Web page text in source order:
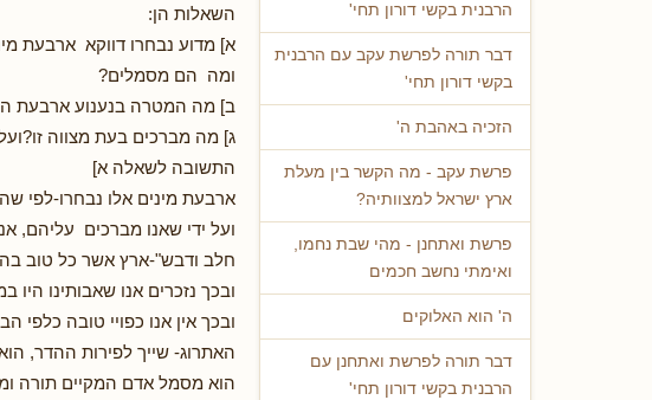
הרבנית בקשי דורון תחי'
דבר תורה לפרשת עקב עם הרבנית
בקשי דורון תחי'
הזכיה באהבת ה'
פרשת עקב - מה הקשר בין מעלת
ארץ ישראל למצוותיה?
פרשת ואתחנן - מהי שבת נחמו,
ואימתי נחשב חכמים
ה' הוא האלוקים
דבר תורה לפרשת ואתחנן עם
הרבנית בקשי דורון תחי'
השאלות הן:
א] מדוע נבחרו דווקא ארבעת
ומה הם מסמלים?
ב] מה המטרה בנענוע ארבעת
ג] מה מברכים בעת מצווה
התשובה לשאלה א]
ארבעת מינים אלו נבחרו-לפי
ועל ידי שאנו מברכים עליהם,
חלב ודבש"-ארץ אשר כל טוב
ובכך נזכרים אנו שאבותינו
ובכך אין אנו כפויי טובה כלפי
האתרוג- שייך לפירות ההדר,
הוא מסמל אדם המקיים תורה